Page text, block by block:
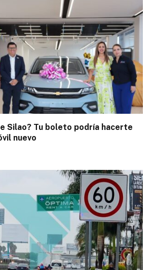
Silao? Tu boleto podría hacerte
nuevo